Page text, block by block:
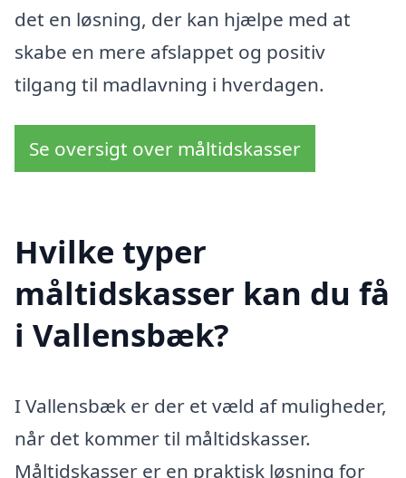
det en løsning, der kan hjælpe med at
skabe en mere afslappet og positiv
tilgang til madlavning i hverdagen.
Se oversigt over måltidskasser
Hvilke typer
måltidskasser kan du få
i Vallensbæk?
I Vallensbæk er der et væld af muligheder,
når det kommer til måltidskasser.
Måltidskasser er en praktisk løsning for